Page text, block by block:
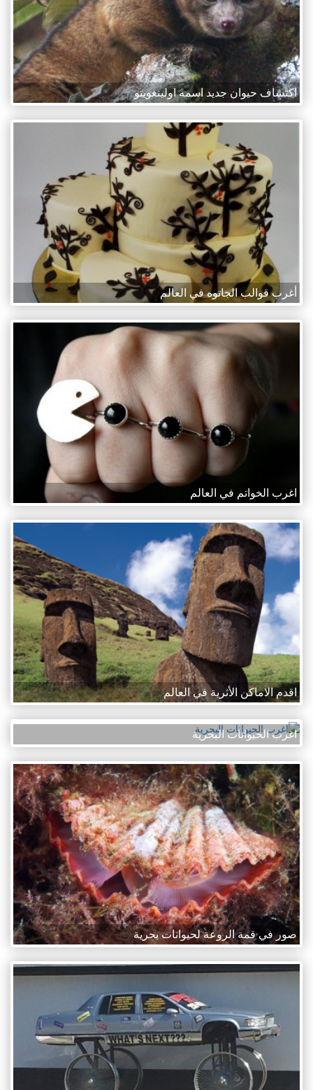
اكتشاف حيوان جديد اسمه اولينغويتو
أغرب قوالب الجاتوه في العالم
اغرب الخواتم في العالم
اقدم الاماكن الأثرية في العالم
اغرب الحيوانات البحرية
صور في قمة الروعة لحيوانات بحرية